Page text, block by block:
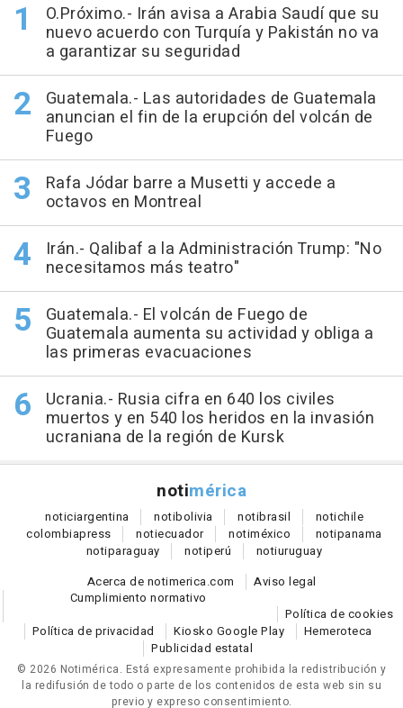
O.Próximo.- Irán avisa a Arabia Saudí que su
nuevo acuerdo con Turquía y Pakistán no va
a garantizar su seguridad
Guatemala.- Las autoridades de Guatemala
anuncian el fin de la erupción del volcán de
Fuego
Rafa Jódar barre a Musetti y accede a
octavos en Montreal
Irán.- Qalibaf a la Administración Trump: "No
necesitamos más teatro"
Guatemala.- El volcán de Fuego de
Guatemala aumenta su actividad y obliga a
las primeras evacuaciones
Ucrania.- Rusia cifra en 640 los civiles
muertos y en 540 los heridos en la invasión
ucraniana de la región de Kursk
notimérica
noticiargentina notibolivia notibrasil notichile
colombiapress notiecuador notiméxico notipanama
notiparaguay notiperú notiuruguay
Acerca de notimerica.com
Aviso legal
Cumplimiento normativo
Política de cookies
Política de privacidad
Kiosko Google Play
Hemeroteca
Publicidad estatal
© 2026 Notimérica. Está expresamente prohibida la redistribución y
la redifusión de todo o parte de los contenidos de esta web sin su
previo y expreso consentimiento.